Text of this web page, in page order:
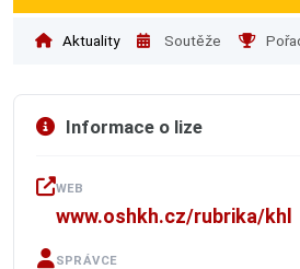
Aktuality Soutěže
Informace o lize
WEB
www.oshkh.cz/rubrika/khl
SPRÁVCE